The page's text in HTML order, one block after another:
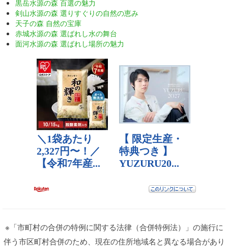
黒岳水源の森 百選の魅力
剣山水源の森 選りすぐりの自然の恵み
天子の森 自然の宝庫
赤城水源の森 選ばれし水の舞台
面河水源の森 選ばれし場所の魅力
※「市町村の合併の特例に関する法律（合併特例法）」の施行に
伴う市区町村合併のため、現在の住所地域名と異なる場合があり